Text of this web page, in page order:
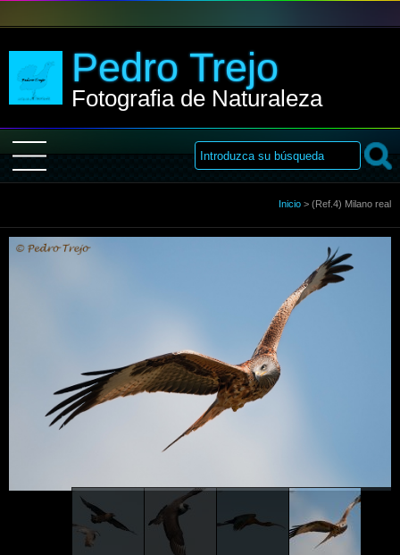
Pedro Trejo
Fotografia de Naturaleza
Sobre Mi
Enlaces
Inicio > (Ref.4) Milano real